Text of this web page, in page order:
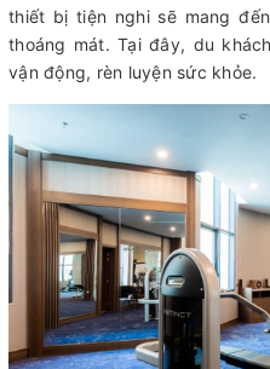
thiết bị tiện nghi sẽ mang
thoáng mát. Tại đây, du
vận động, rèn luyện sức khỏe.